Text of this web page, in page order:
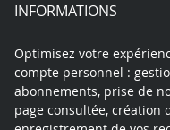
INFORMATIONS
Optimisez votre
compte personnel :
abonnements, prise de
page consultée, création